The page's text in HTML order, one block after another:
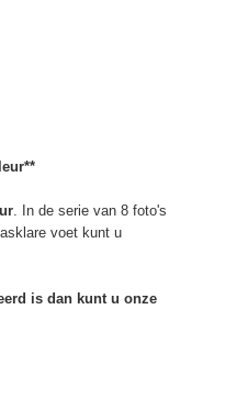
. In de serie van 8 foto's
voet kunt u
is dan kunt u onze